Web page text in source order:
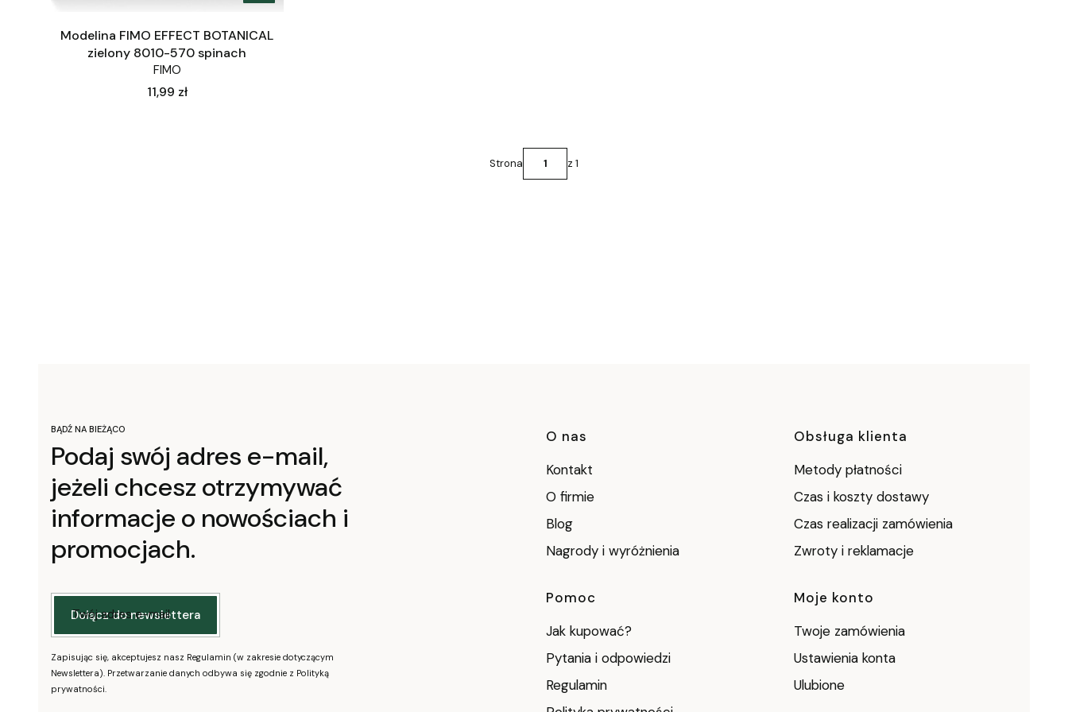
Modelina FIMO EFFECT BOTANICAL
zielony 8010-570 spinach
FIMO
Cena
11,99 zł
Strona z 1
BĄDŹ NA BIEŻĄCO
Podaj swój adres e-mail,
jeżeli chcesz otrzymywać
informacje o nowościach i
promocjach.
Twój adres e-mail
Dołącz do newslettera
Zapisując się, akceptujesz nasz Regulamin (w zakresie dotyczącym
Newslettera). Przetwarzanie danych odbywa się zgodnie z Polityką
prywatności.
Linki w stopce
O nas
Kontakt
O firmie
Blog
Nagrody i wyróżnienia
Obsługa klienta
Metody płatności
Czas i koszty dostawy
Czas realizacji zamówienia
Zwroty i reklamacje
Pomoc
Jak kupować?
Pytania i odpowiedzi
Regulamin
Moje konto
Twoje zamówienia
Ustawienia konta
Ulubione